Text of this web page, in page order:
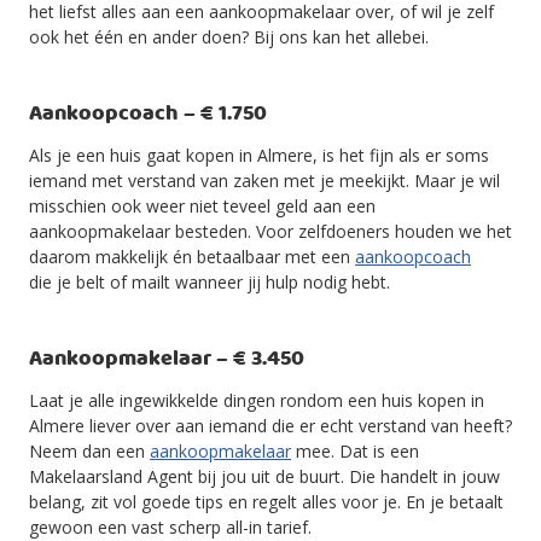
het liefst alles aan een aankoopmakelaar over, of wil je zelf
ook het één en ander doen? Bij ons kan het allebei.
Aankoopcoach – € 1.750
Als je een huis gaat kopen in Almere, is het fijn als er soms
iemand met verstand van zaken met je meekijkt. Maar je wil
misschien ook weer niet teveel geld aan een
aankoopmakelaar besteden. Voor zelfdoeners houden we het
daarom makkelijk én betaalbaar met een aankoopcoach
die je belt of mailt wanneer jij hulp nodig hebt.
Aankoopmakelaar – € 3.450
Laat je alle ingewikkelde dingen rondom een huis kopen in
Almere liever over aan iemand die er echt verstand van heeft?
Neem dan een aankoopmakelaar mee. Dat is een
Makelaarsland Agent bij jou uit de buurt. Die handelt in jouw
belang, zit vol goede tips en regelt alles voor je. En je betaalt
gewoon een vast scherp all-in tarief.